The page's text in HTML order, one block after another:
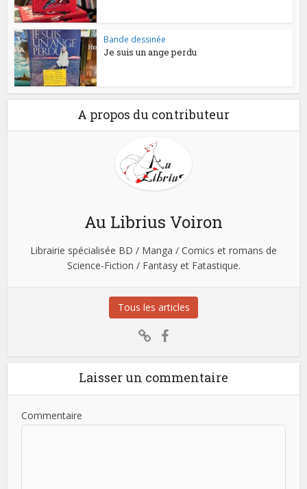
Bande dessinée
Je suis un ange perdu
A propos du contributeur
Au Librius Voiron
Librairie spécialisée BD / Manga / Comics et romans de
Science-Fiction / Fantasy et Fatastique.
Tous les articles
Laisser un commentaire
Commentaire